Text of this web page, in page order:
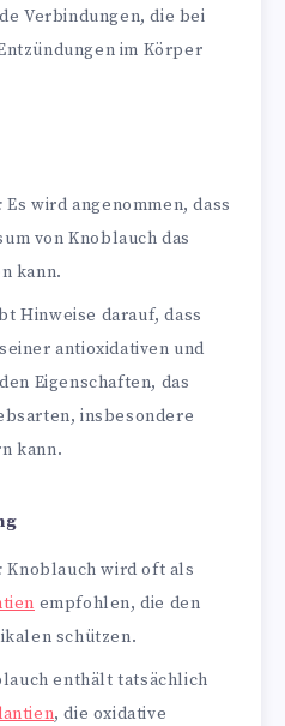
Verbindungen, die bei
im Körper
Es wird angenommen, dass
von Knoblauch das
kann.
Hinweise darauf, dass
antioxidativen und
Eigenschaften, das
insbesondere
kann.
Knoblauch wird oft als
empfohlen, die den
schützen.
enthält tatsächlich
, die oxidative